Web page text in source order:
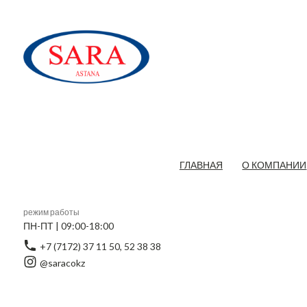
ГЛАВНАЯ О КОМПАНИИ
режим работы
ПН-ПТ | 09:00-18:00
+7 (7172) 37 11 50, 52 38 38
@saracokz